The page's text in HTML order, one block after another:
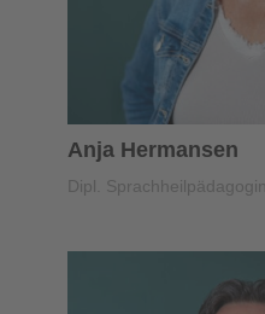
Anja Hermansen
Dipl. Sprachheilpädagogin